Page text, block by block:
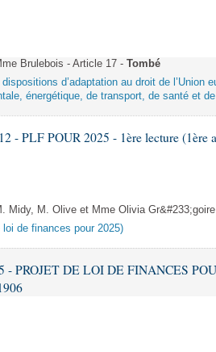
Brulebois - Article 17 - Tombé
d’adaptation au droit de l’Union
énergétique, de transport, de santé et
- PLF POUR 2025 - 1ère lecture (1ère
Midy, M. Olive et Mme Olivia
de finances pour 2025)
- PROJET DE LOI DE FINANCES